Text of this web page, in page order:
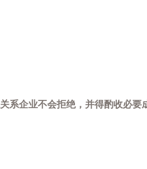
企业不会拒绝，并得酌收必要